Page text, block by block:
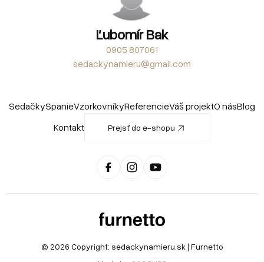
Ľubomír Bak
0905 807061
sedackynamieru@gmail.com
SedačkySpanieVzorkovníkyReferencieVáš projektO násBlog
Kontakt
Prejsť do e-shopu
© 2026 Copyright: sedackynamieru.sk| Furnetto